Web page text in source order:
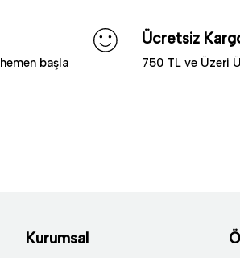
başla
Ücretsiz
750 TL ve Üzeri
Kurumsal